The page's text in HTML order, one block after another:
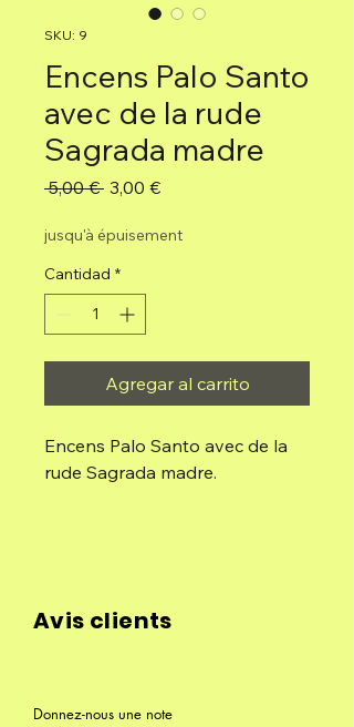
SKU: 9
Encens Palo Santo
avec de la rude
Sagrada madre
5,00 € Precio
3,00 €Precio
oferta
jusqu'à épuisement
Cantidad *
Agregar al carrito
Encens Palo Santo avec de la
rude Sagrada madre.
Avis clients
Donnez-nous une note